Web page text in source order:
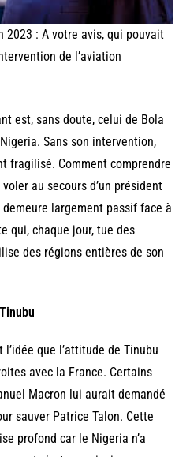
2023 : A votre avis, qui pouvait
de l’aviation
est, sans doute, celui de Bola
Sans son intervention,
fragilisé. Comment comprendre
au secours d’un président
largement passif face à
qui, chaque jour, tue des
des régions entières de son
que l’attitude de Tinubu
avec la France. Certains
Macron lui aurait demandé
sauver Patrice Talon. Cette
profond car le Nigeria n’a